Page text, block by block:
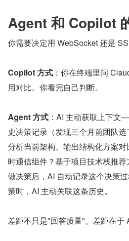
Agent 和 Copilot
你需要决定用 WebSocket 还是
Copilot 方式 ：你在终端里问
用对比。你看完自己判断。
Agent 方式 ：AI 主动获取上下
史决策记录（发现三个月前团队选
分析当前架构、输出结构化方案
时通信组件？基于项目技术栈推
做决策后，AI 自动记录这个决策
策时，AI 主动关联这条历史。
差距不只是"回答质量"。差距在于